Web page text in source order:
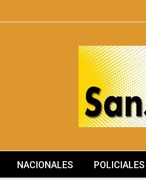
NACIONALES POLICIALES